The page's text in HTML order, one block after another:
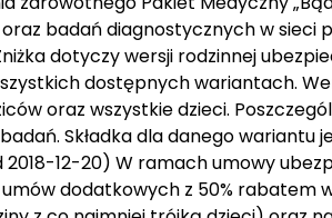
badań diagnostycznych w
dotyczy wersji rodzinnej
dostępnych wariantach.
oraz wszystkie dzieci.
Składka dla danego wariantu
12-20) W ramach umowy
dodatkowych z 50% rabatem